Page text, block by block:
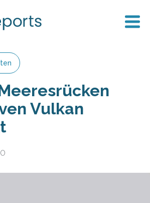
Vulkan